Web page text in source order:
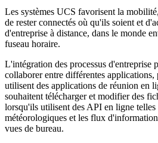
Les systèmes UCS favorisent la
de rester connectés où qu'ils soient et
d'entreprise à distance, dans le monde
fuseau horaire.
L'intégration des processus d'entreprise
collaborer entre différentes
utilisent des applications de réunion en
souhaitent télécharger et modifier des
lorsqu'ils utilisent des API en ligne telles
météorologiques et les flux
vues de bureau.